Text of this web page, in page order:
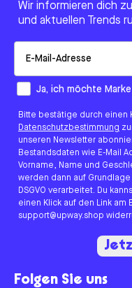
Wir informieren dich
und aktuellen Trends
How would you like to
Ja, ich möchte
Bitte bestätige durch einen
Datenschutzbestimmung
unseren Newsletter
Bestandsdaten wie E-Mail
Vorname, Name und
werden dann auf Grundlage
DSGVO verarbeitet. Du
einen Klick auf den Link am
support@upway.shop
Folgen Sie uns